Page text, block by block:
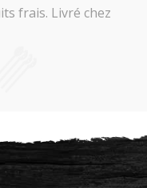
frais. Livré chez